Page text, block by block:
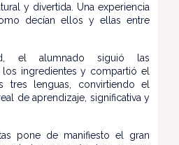
y divertida. Una experiencia
decían ellos y ellas entre
el alumnado siguió las
ingredientes y compartió el
tres lenguas, convirtiendo el
de aprendizaje, significativa y
pone de manifiesto el gran